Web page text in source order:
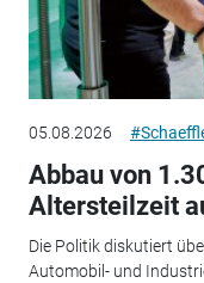
05.08.2026
Abbau von
Altersteilzeit
Die Politik diskutiert
Automobil- und